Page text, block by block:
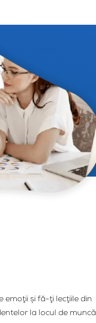
emoţii şi fă-ţi lecţiile din
la locul de muncă